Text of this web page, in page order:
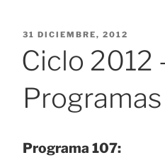
PUBLICADO
31 DICIEMBRE, 2012
Ciclo 2012
Programa 107: